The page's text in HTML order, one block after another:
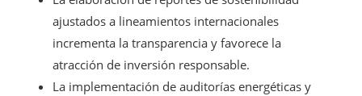
ajustados a lineamientos internacionales
incrementa la transparencia y favorece la
atracción de inversión responsable.
La implementación de auditorías energéticas y